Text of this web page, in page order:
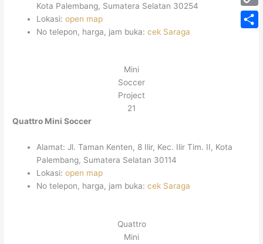
Kota Palembang, Sumatera Selatan 30254
Lokasi:open map
No telepon, harga, jam buka:cek Saraga
Mini
Soccer
Project
21
Quattro Mini Soccer
Alamat: Jl. Taman Kenten, 8 Ilir, Kec. Ilir Tim. II, Kota
Palembang, Sumatera Selatan 30114
Lokasi:open map
No telepon, harga, jam buka:cek Saraga
Quattro
Mini
Copy